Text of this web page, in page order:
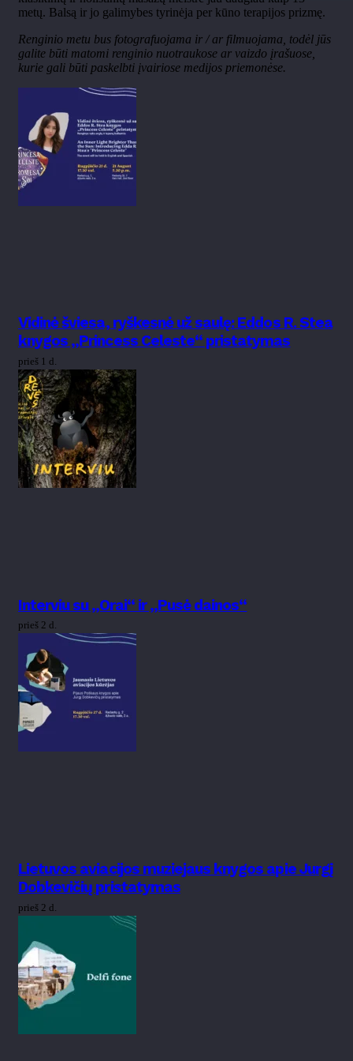
metų. Balsą ir jo galimybes tyrinėja per kūno terapijos prizmę.
Renginio metu bus fotografuojama ir / ar filmuojama, todėl jūs
galite būti matomi renginio nuotraukose ar vaizdo įrašuose,
kurie gali būti paskelbti įvairiose medijos priemonėse.
Vidinė šviesa, ryškesnė už saulę: Eddos R. Stea
knygos „Princess Celeste“ pristatymas
prieš 1 d.
Interviu su „Orai“ ir „Pusė dainos“
prieš 2 d.
Lietuvos aviacijos muziejaus knygos apie Jurgį
Dobkevičių pristatymas
prieš 2 d.